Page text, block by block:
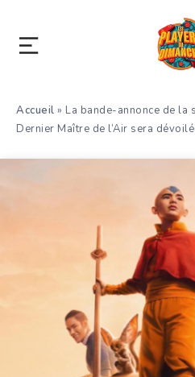
Accueil » La bande-annonce de la
Dernier Maître de l’Air sera